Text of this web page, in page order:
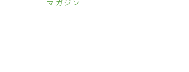
マガジン